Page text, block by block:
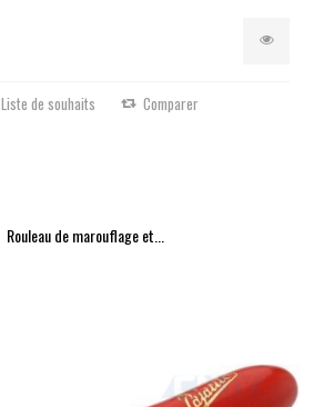
Liste de souhaits Comparer
Rouleau de marouflage et...